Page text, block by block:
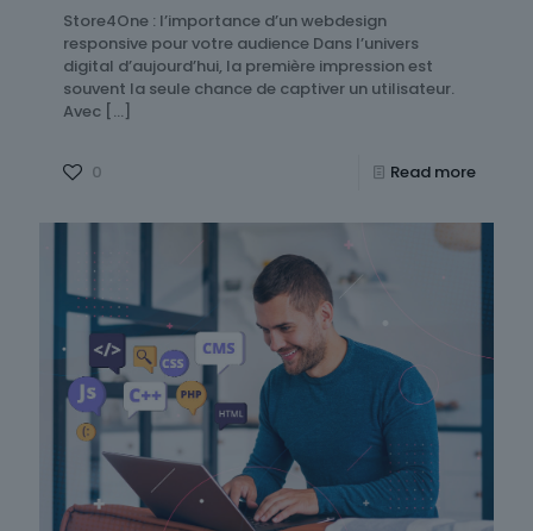
Store4One : l’importance d’un webdesign
responsive pour votre audience Dans l’univers
digital d’aujourd’hui, la première impression est
souvent la seule chance de captiver un utilisateur.
Avec […]
0 Read more